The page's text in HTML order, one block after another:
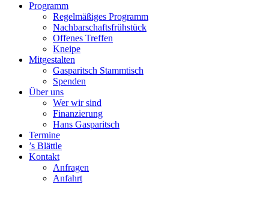
Programm
Regelmäßiges Programm
Nachbarschaftsfrühstück
Offenes Treffen
Kneipe
Mitgestalten
Gasparitsch Stammtisch
Spenden
Über uns
Wer wir sind
Finanzierung
Hans Gasparitsch
Termine
’s Blättle
Kontakt
Anfragen
Anfahrt